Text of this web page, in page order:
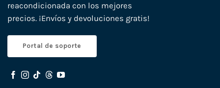
reacondicionada con los mejores
precios. ¡Envíos y devoluciones gratis!
Portal de soporte